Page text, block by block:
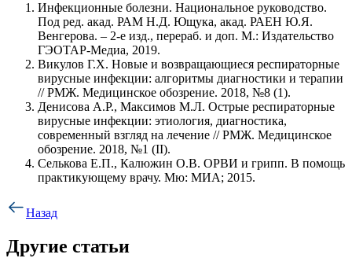
Инфекционные болезни. Национальное руководство.
Под ред. акад. РАМ Н.Д. Ющука, акад. РАЕН Ю.Я.
Венгерова. – 2-е изд., перераб. и доп. М.: Издательство
ГЭОТАР-Медиа, 2019.
Викулов Г.Х. Новые и возвращающиеся респираторные
вирусные инфекции: алгоритмы диагностики и терапии
// РМЖ. Медицинское обозрение. 2018, №8 (1).
Денисова А.Р., Максимов М.Л. Острые респираторные
вирусные инфекции: этиология, диагностика,
современный взгляд на лечение // РМЖ. Медицинское
обозрение. 2018, №1 (II).
Селькова Е.П., Калюжин О.В. ОРВИ и грипп. В помощь
практикующему врачу. Мю: МИА; 2015.
Назад
Другие статьи